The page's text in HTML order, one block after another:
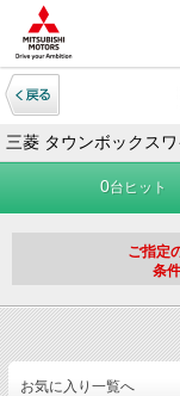
三菱 タウンボックス
0台ヒット
ご指定
条
お気に入り一覧へ